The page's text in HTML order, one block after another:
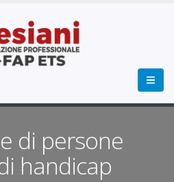
di persone
handicap